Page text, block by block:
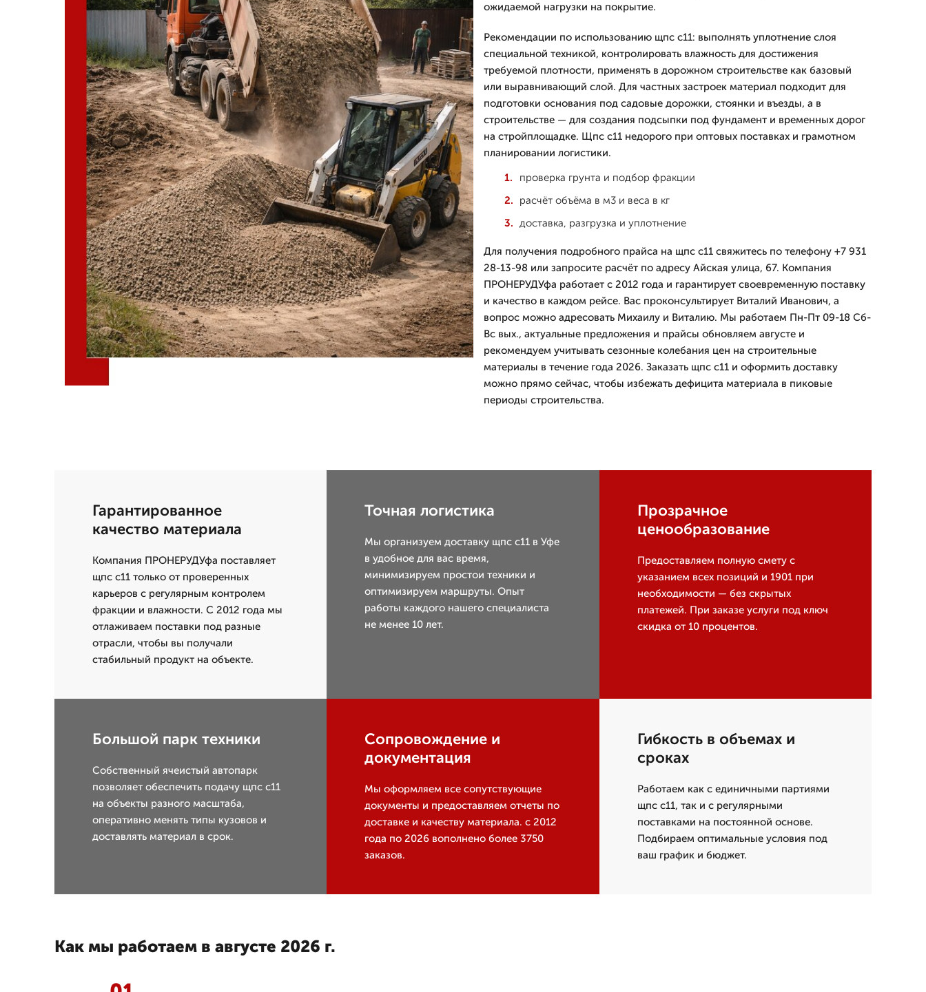
ожидаемой нагрузки на покрытие.
Рекомендации по использованию щпс с11: выполнять уплотнение слоя
специальной техникой, контролировать влажность для достижения
требуемой плотности, применять в дорожном строительстве как базовый
или выравнивающий слой. Для частных застроек материал подходит для
подготовки основания под садовые дорожки, стоянки и въезды, а в
строительстве — для создания подсыпки под фундамент и временных дорог
на стройплощадке. Щпс с11 недорого при оптовых поставках и грамотном
планировании логистики.
проверка грунта и подбор фракции
расчёт объёма в м3 и веса в кг
доставка, разгрузка и уплотнение
Для получения подробного прайса на щпс с11 свяжитесь по телефону +7 931
28-13-98 или запросите расчёт по адресу Айская улица, 67. Компания
ПРОНЕРУДУфа работает с 2012 года и гарантирует своевременную поставку
и качество в каждом рейсе. Вас проконсультирует Виталий Иванович, а
вопрос можно адресовать Михаилу и Виталию. Мы работаем Пн-Пт 09-18 Сб-
Вс вых., актуальные предложения и прайсы обновляем августе и
рекомендуем учитывать сезонные колебания цен на строительные
материалы в течение года 2026. Заказать щпс с11 и оформить доставку
можно прямо сейчас, чтобы избежать дефицита материала в пиковые
периоды строительства.
Гарантированное
качество материала
Компания ПРОНЕРУДУфа поставляет
щпс с11 только от проверенных
карьеров с регулярным контролем
фракции и влажности. С 2012 года мы
отлаживаем поставки под разные
отрасли, чтобы вы получали
стабильный продукт на объекте.
Точная логистика
Мы организуем доставку щпс с11 в Уфе
в удобное для вас время,
минимизируем простои техники и
оптимизируем маршруты. Опыт
работы каждого нашего специалиста
не менее 10 лет.
Прозрачное
ценообразование
Предоставляем полную смету с
указанием всех позиций и 1901 при
необходимости — без скрытых
платежей. При заказе услуги под ключ
скидка от 10 процентов.
Большой парк техники
Собственный ячеистый автопарк
позволяет обеспечить подачу щпс с11
на объекты разного масштаба,
оперативно менять типы кузовов и
доставлять материал в срок.
Сопровождение и
документация
Мы оформляем все сопутствующие
документы и предоставляем отчеты по
доставке и качеству материала. с 2012
года по 2026 вополнено более 3750
заказов.
Гибкость в объемах и
сроках
Работаем как с единичными партиями
щпс с11, так и с регулярными
поставками на постоянной основе.
Подбираем оптимальные условия под
ваш график и бюджет.
Как мы работаем в августе 2026 г.